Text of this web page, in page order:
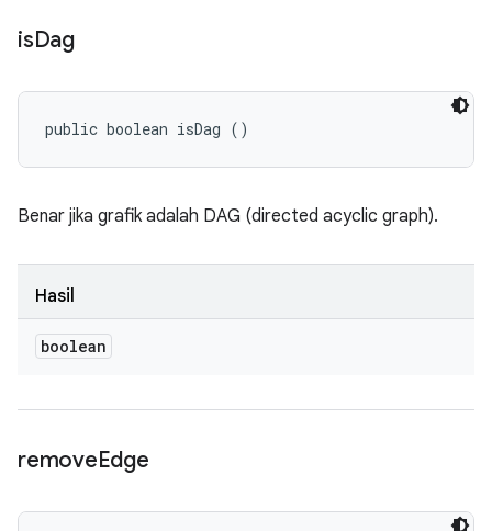
isDag
public boolean isDag ()
Benar jika grafik adalah DAG (directed acyclic graph).
Hasil
boolean
removeEdge